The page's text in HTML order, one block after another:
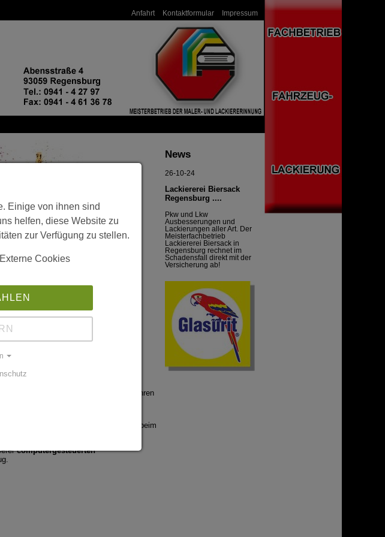
Anfahrt Kontaktformular Impressum
1
Internetseite der
GmbH
aller Art.
vor und rechnen auf Ihren
aller uns übertragenen Arbeiten gehört beim
computergesteuerten
News
26-10-24
Lackiererei Biersack
Regensburg ....
Pkw und Lkw
Ausbesserungen und
Lackierungen aller Art. Der
Meisterfachbetrieb
Lackiererei Biersack in
Regensburg rechnet im
Schadensfall direkt mit der
Versicherung ab!
Einige von ihnen sind
helfen, diese Website zu
zur Verfügung zu stellen.
Externe Cookies